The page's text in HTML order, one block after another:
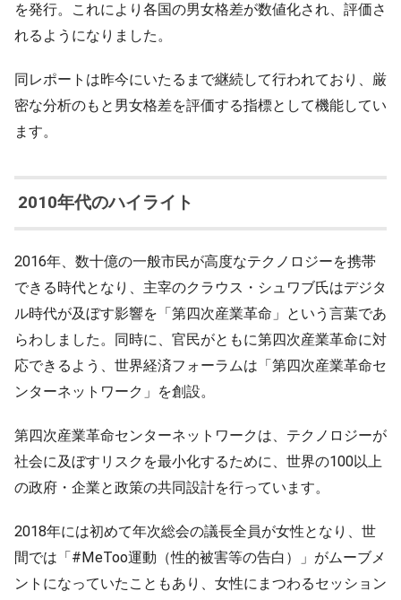
を発行。これにより各国の男女格差が数値化され、評価さ
れるようになりました。
同レポートは昨今にいたるまで継続して行われており、厳
密な分析のもと男女格差を評価する指標として機能してい
ます。
2010年代のハイライト
2016年、数十億の一般市民が高度なテクノロジーを携帯
できる時代となり、主宰のクラウス・シュワブ氏はデジタ
ル時代が及ぼす影響を「第四次産業革命」という言葉であ
らわしました。同時に、官民がともに第四次産業革命に対
応できるよう、世界経済フォーラムは「第四次産業革命セ
ンターネットワーク」を創設。
第四次産業革命センターネットワークは、テクノロジーが
社会に及ぼすリスクを最小化するために、世界の100以上
の政府・企業と政策の共同設計を行っています。
2018年には初めて年次総会の議長全員が女性となり、世
間では「#MeToo運動（性的被害等の告白）」がムーブメ
ントになっていたこともあり、女性にまつわるセッション